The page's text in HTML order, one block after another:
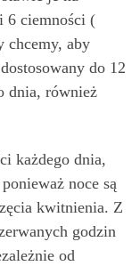
6 ciemności (
chcemy, aby
do 12
dnia, również
każdego dnia,
noce są
kwitnienia. Z
godzin
od